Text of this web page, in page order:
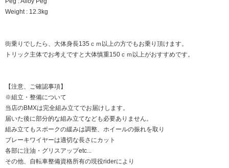
Weight : 12.3kg
街乗りでしたら、大体身長135ｃｍ以上の方でもお乗り頂けます。
トリック主体でお考えですと大体慎重150ｃｍ以上がおすすめです。
【注意、ご確認事項】
※組立・整備について
当店のBMXは完全組み立てでお届けします。
届いた後に部分的な組み立てなども必要ありません。
組み立てもスポークの緩みは調整、ホイールの振れを取り
ブレーキワイヤーは適切な長さにカット
各部に注油・グリスアップetc...
その他、自転車整備資格所有の現役riderにより